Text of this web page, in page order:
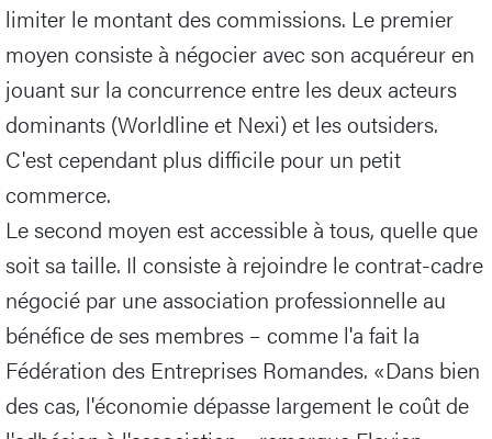
limiter le montant des commissions. Le premier
moyen consiste à négocier avec son acquéreur en
jouant sur la concurrence entre les deux acteurs
dominants (Worldline et Nexi) et les outsiders.
C'est cependant plus difficile pour un petit
commerce.
Le second moyen est accessible à tous, quelle que
soit sa taille. Il consiste à rejoindre le contrat-cadre
négocié par une association professionnelle au
bénéfice de ses membres – comme l'a fait la
Fédération des Entreprises Romandes. «Dans bien
des cas, l'économie dépasse largement le coût de